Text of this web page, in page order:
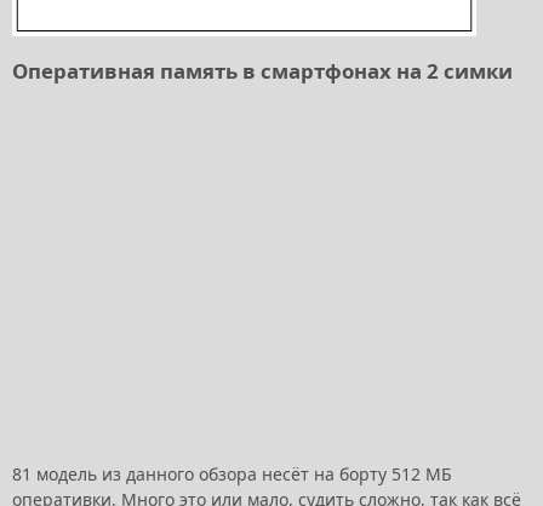
Оперативная память в смартфонах на 2 симки
81 модель из данного обзора несёт на борту 512 МБ
оперативки. Много это или мало, судить сложно, так как всё